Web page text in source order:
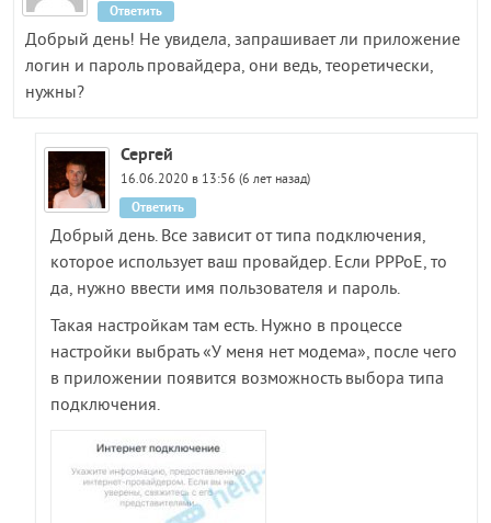
Добрый день! Не увидела, запрашивает ли приложение
логин и пароль провайдера, они ведь, теоретически,
нужны?
Ответить
Сергей
16.06.2020 в 13:56 (6 лет назад)
Добрый день. Все зависит от типа подключения,
которое использует ваш провайдер. Если PPPoE, то
да, нужно ввести имя пользователя и пароль.
Такая настройкам там есть. Нужно в процессе
настройки выбрать «У меня нет модема», после чего
в приложении появится возможность выбора типа
подключения.
Ответить